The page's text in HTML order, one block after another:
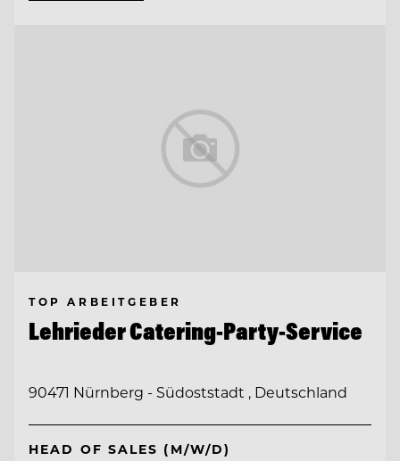
TOP ARBEITGEBER
Lehrieder Catering-Party-Service
90471 Nürnberg - Südoststadt , Deutschland
HEAD OF SALES (M/W/D)